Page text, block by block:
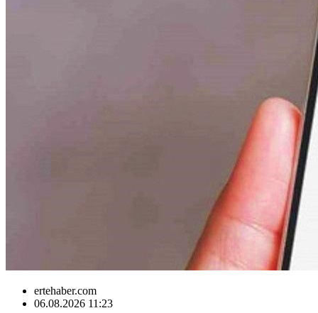
ertehaber.com
06.08.2026 11:23